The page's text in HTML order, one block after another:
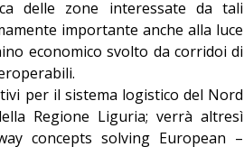
delle zone interessate da tali
importante anche alla luce
economico svolto da corridoi di
per il sistema logistico del Nord
Regione Liguria; verrà altresì
concepts solving European –